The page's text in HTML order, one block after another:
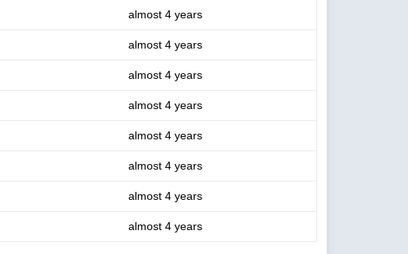
almost 4 years
almost 4 years
almost 4 years
almost 4 years
almost 4 years
almost 4 years
almost 4 years
almost 4 years